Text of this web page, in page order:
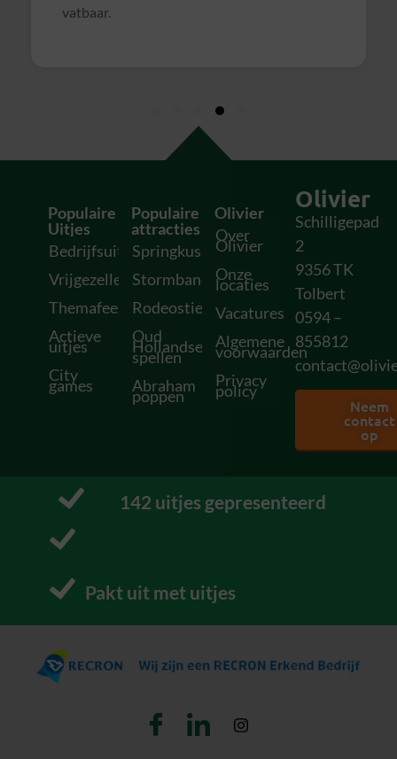
Populaire
Uitjes
Bedrijfsuitjes
Vrijgezellenfeesten
Themafeesten
Actieve
uitjes
City
games
Populaire
attracties
Springkussens
Stormbanen
Rodeostieren
Oud
Hollandse
spellen
Abraham
poppen
Olivier
Over
Olivier
Onze
locaties
Vacatures
Algemene
voorwaarden
Privacy
policy
Olivier
Schilligepad
2
9356 TK
Tolbert
0594 –
855812
Neem
contact
op
152 uitjes gepresenteerd
Pakt uit met uitjes